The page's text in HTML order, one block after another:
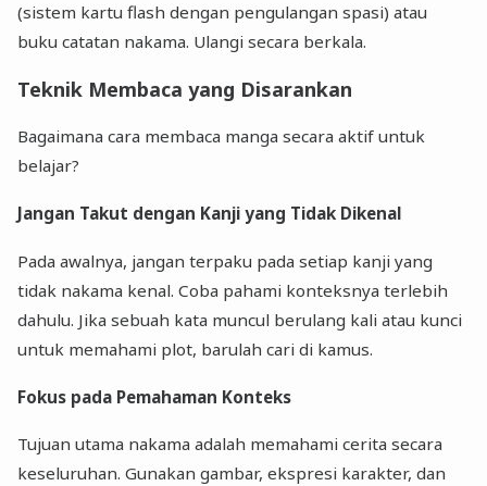
(sistem kartu flash dengan pengulangan spasi) atau
buku catatan nakama. Ulangi secara berkala.
Teknik Membaca yang Disarankan
Bagaimana cara membaca manga secara aktif untuk
belajar?
Jangan Takut dengan Kanji yang Tidak Dikenal
Pada awalnya, jangan terpaku pada setiap kanji yang
tidak nakama kenal. Coba pahami konteksnya terlebih
dahulu. Jika sebuah kata muncul berulang kali atau kunci
untuk memahami plot, barulah cari di kamus.
Fokus pada Pemahaman Konteks
Tujuan utama nakama adalah memahami cerita secara
keseluruhan. Gunakan gambar, ekspresi karakter, dan